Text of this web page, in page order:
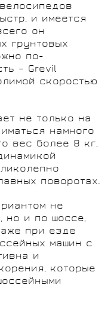
и имеется
он
грунтовых
по-
– Grevil
скоростью
не только на
намного
вес более 8 кг,
поворотах.
не
но и по шоссе,
при езде
машин с
и
которые